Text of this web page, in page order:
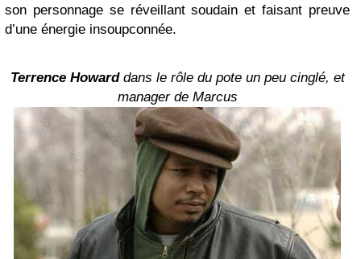
son personnage se réveillant soudain et faisant preuve
d’une énergie insoupconnée.
Terrence Howarddans le rôle du pote un peu cinglé, et
manager de Marcus